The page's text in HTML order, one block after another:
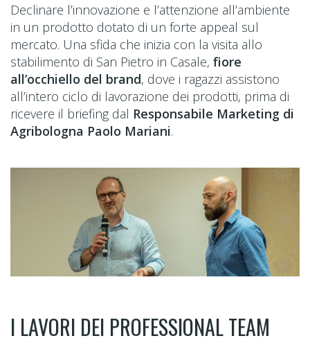
Declinare l’innovazione e l’attenzione all’ambiente
in un prodotto dotato di un forte appeal sul
mercato. Una sfida che inizia con la visita allo
stabilimento di San Pietro in Casale, fiore
all’occhiello del brand, dove i ragazzi assistono
all’intero ciclo di lavorazione dei prodotti, prima di
ricevere il briefing dal Responsabile Marketing di
Agribologna Paolo Mariani.
I LAVORI DEI PROFESSIONAL TEAM